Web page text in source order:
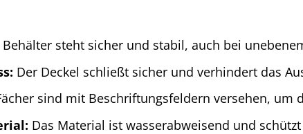
Behälter steht sicher und stabil, auch bei
Der Deckel schließt sicher und verhindert das
sind mit Beschriftungsfeldern versehen, um
Das Material ist wasserabweisend und